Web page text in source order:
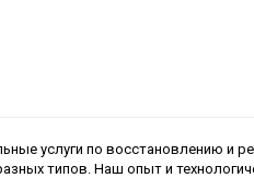
услуги по восстановлению и
типов. Наш опыт и